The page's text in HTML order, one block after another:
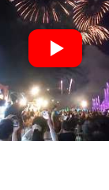
vào crypto nếu
tại: